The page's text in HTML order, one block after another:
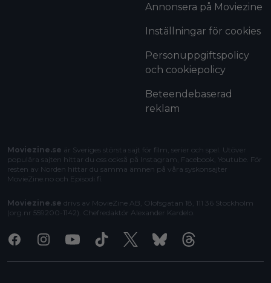
Annonsera på Moviezine
Inställningar för cookies
Personuppgiftspolicy
och cookiepolicy
Beteendebaserad
reklam
Moviezine.se är Sveriges största sajt för film, serier och spel. Utöver
populära sajten hittar du oss också på Instagram, Facebook, Youtube. För
resten av Norden hittar du samma ämnen på våra syskonsajter
MovieZine.no och Episodi.fi
Moviezine.se drivs av MovieZine AB, Olofsgatan 18, 111 36 Stockholm
(org.nr 559200-1142). Chefredaktör Alexander Kardelo
FacebookInstagramYoutubeTiktok X BlueskyThreads